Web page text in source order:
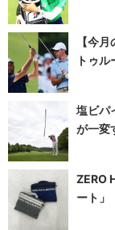
【今
トゥ
塩ビパ
が一変
ZERO
ート」